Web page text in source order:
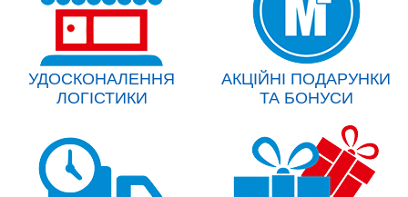
УДОСКОНАЛЕННЯ
ЛОГІСТИКИ
АКЦІЙНІ ПОДАРУНКИ
ТА БОНУСИ